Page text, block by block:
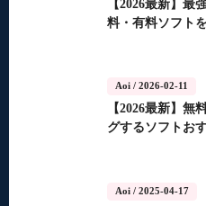
【2026最新】最
料・有料ソフト
Aoi/ 2026-02-11
【2026最新】無
グするソフトお
Aoi/ 2025-04-17